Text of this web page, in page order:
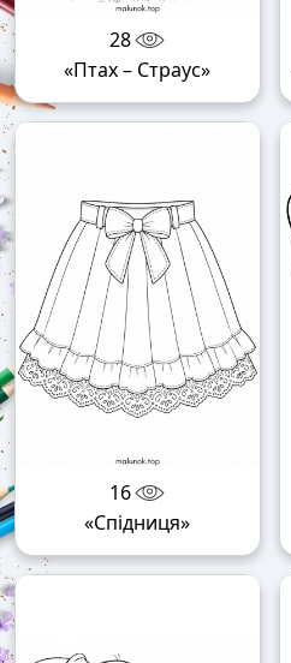
28
«Птах – Страус»
16
«Спідниця»